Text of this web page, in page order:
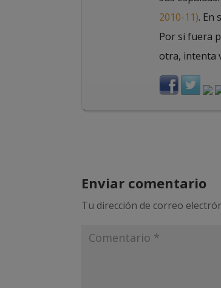
2010-11). En
Por si fuera
otra, intenta
Enviar comentario
Tu dirección de correo